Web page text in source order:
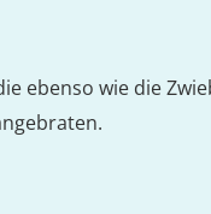
ebenso wie die